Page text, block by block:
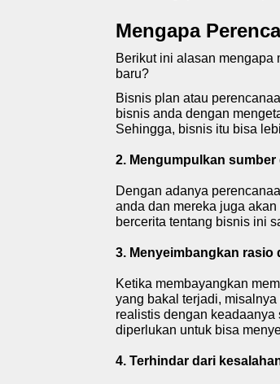
Mengapa
Berikut ini alasan mengapa
baru?
Bisnis plan atau
bisnis anda dengan
Sehingga, bisnis itu bisa
2. Mengumpulkan sumber
Dengan adanya
anda dan mereka juga
bercerita tentang bisnis ini
3. Menyeimbangkan rasio
Ketika membayangkan
yang bakal terjadi,
realistis dengan
diperlukan untuk bisa
4. Terhindar dari